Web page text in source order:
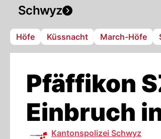
Schwyz
Höfe Küssnacht March-Höfe
Pfäffikon
Einbruch
Kantonspolizei Schwyz